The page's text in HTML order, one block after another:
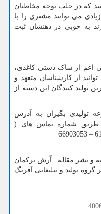
که در جلب توجه مخاطبان
می توانند مشتری را با
به خوبی در ذهنشان ثبت
اعم از ساک دستی کاغذی،
از کارشناسان متعهد و
تولید کنندگان این دسته از
تولیدی بگیران به آدرس
طریق شماره تماس های (
و نشر مقاله : آرش ترکمان
گروه تولید و تبلیغاتی آفرنگ